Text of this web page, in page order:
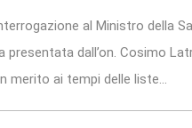
al Ministro della
presentata dall’on. Cosimo
merito ai tempi delle liste...